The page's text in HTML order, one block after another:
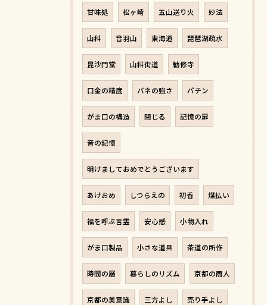
甘味処 松ヶ崎 五山送り火 妙法
山科 音羽山 東海道 琵琶湖疏水
毘沙門堂 山科街道 勧修寺
口金の精度 バネの強さ パチン
がま口の構造 閉じる 記憶の扉
音の記憶
明けましておめでとうございます
あけおめ しつらえの 初香 煤払い
福を呼ぶ言霊 安心感 小物入れ
がま口製品 小さな道具 茶道の所作
時間の層 暮らしのリズム 京都の商人
京都の美意識 三方よし 売り手よし